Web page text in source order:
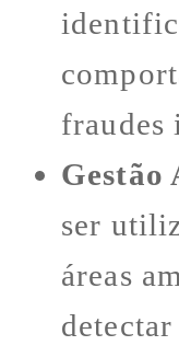
fraudes
Gestão
ser
áreas